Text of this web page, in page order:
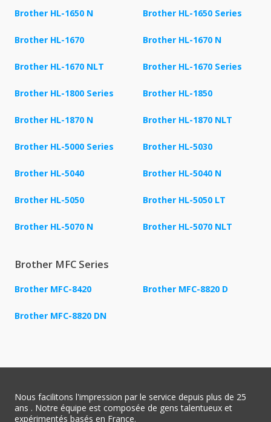
Brother HL-1650 N Brother HL-1650 Series
Brother HL-1670 Brother HL-1670 N
Brother HL-1670 NLT Brother HL-1670 Series
Brother HL-1800 Series Brother HL-1850
Brother HL-1870 N Brother HL-1870 NLT
Brother HL-5000 Series Brother HL-5030
Brother HL-5040 Brother HL-5040 N
Brother HL-5050 Brother HL-5050 LT
Brother HL-5070 N Brother HL-5070 NLT
Brother MFC Series
Brother MFC-8420 Brother MFC-8820 D
Brother MFC-8820 DN
Nous facilitons l'impression par le service depuis plus de 25
ans . Notre équipe est composée de gens talentueux et
expérimentés basés en France.